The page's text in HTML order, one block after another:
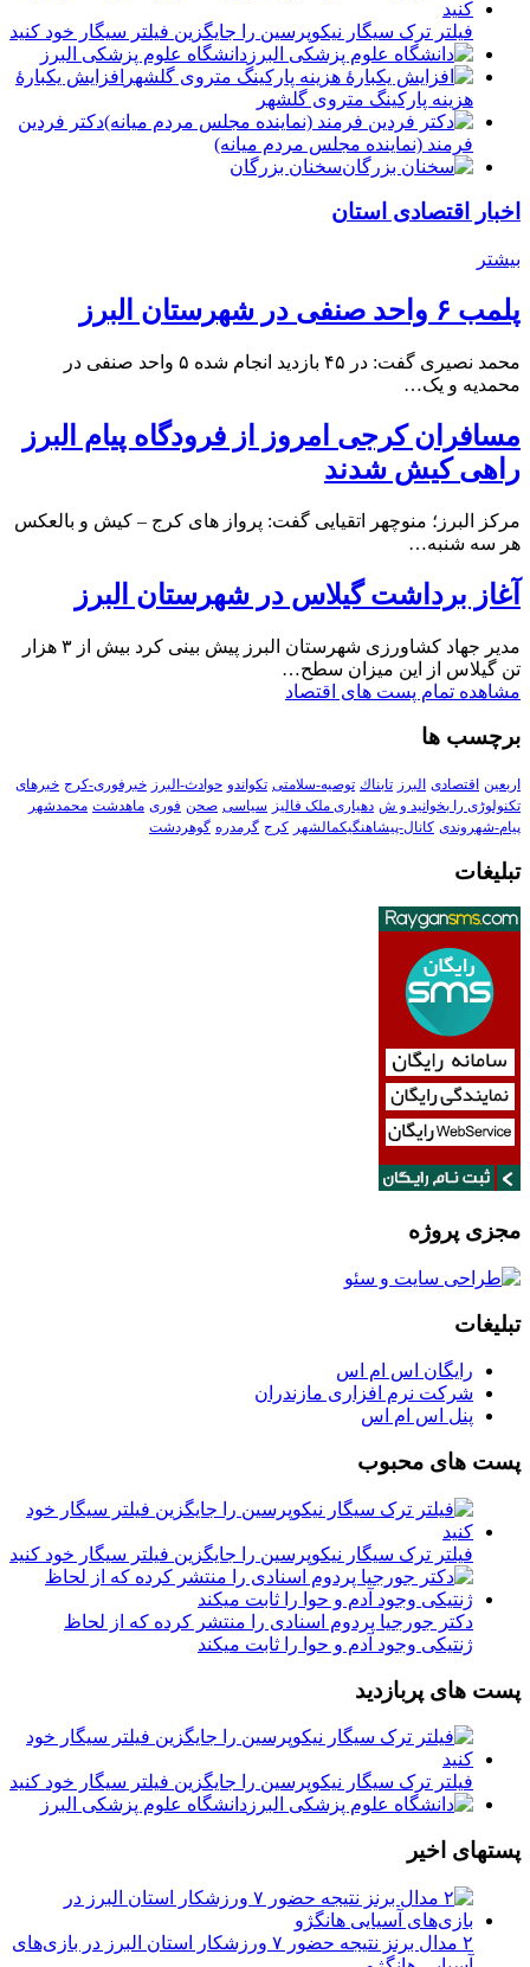
فیلتر ترک سیگار نیکوپرسین را جایگزین فیلتر سیگار خود کنید
دانشگاه علوم پزشکی البرز
افزایش یکبارۀ
هزینه پارکینگ متروی گلشهر
دكتر فردين
فرمند (نماينده مجلس مردم میانه)
سخنان بزرگان
اخبار اقتصادی استان
بیشتر
پلمب ۶ واحد صنفی در شهرستان البرز
محمد نصیری گفت: در ۴۵ بازدید انجام شده ۵ واحد صنفی در
محمدیه و یک…
مسافران کرجی امروز از فرودگاه پیام البرز
راهی کیش شدند
مرکز البرز؛ منوچهر اتقیایی گفت: پرواز های کرج – کیش و بالعکس
هر سه شنبه…
آغاز برداشت گیلاس در شهرستان البرز
مدیر جهاد کشاورزی شهرستان البرز پیش بینی کرد بیش از ۳ هزار
تن گیلاس از این میزان سطح…
مشاهده تمام پست های اقتصاد
برچسب ها
اربعین اقتصادی البرز تابناك توصیه-سلامتی تکواندو حوادث-البرز خبرفوری-کرج خبرهای
تکنولوڑی را بخوانید و ش دهیاری ملک فالیز سیاسی صحن فوری ماهدشت محمدشهر
پیام-شهروندی کانال-پیشاهنگیکمالشهر کرج گرمدره گوهردشت
تبلیغات
مجزی پروژه
تبلیغات
رایگان اس ام اس
شرکت نرم افزاری مازندران
پنل اس ام اس
پست های محبوب
فیلتر ترک سیگار نیکوپرسین را جایگزین فیلتر سیگار خود کنید
دکتر جورجیا پردوم اسنادی را منتشر کرده که از لحاظ
ژنتیکی وجود آدم و حوا را ثابت میکند
پست های پربازدید
فیلتر ترک سیگار نیکوپرسین را جایگزین فیلتر سیگار خود کنید
دانشگاه علوم پزشکی البرز
پستهای اخیر
۲ مدال برنز نتیجه حضور ۷ ورزشکار استان البرز در بازی‌های